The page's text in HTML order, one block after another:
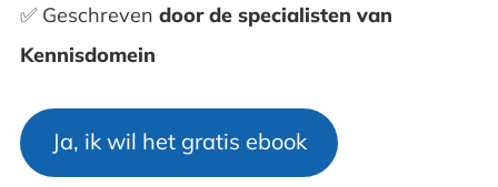
✅ Geschreven door de specialisten van
Kennisdomein
Ja, ik wil het gratis ebook